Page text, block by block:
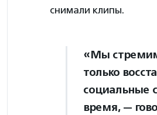
снимали клипы.
«Мы
только
социальные
время, —